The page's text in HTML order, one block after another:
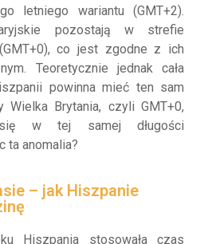
letniego wariantu (GMT+2).
pozostają w strefie
co jest zgodne z ich
Teoretycznie jednak cała
powinna mieć ten sam
Brytania, czyli GMT+0,
się w tej samej długości
ta anomalia?
– jak Hiszpanie
Hiszpania stosowała czas